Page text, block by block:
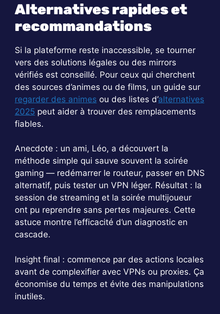
Alternatives rapides et
recommandations
Si la plateforme reste inaccessible, se tourner
vers des solutions légales ou des mirrors
vérifiés est conseillé. Pour ceux qui cherchent
des sources d’animes ou de films, un guide sur
regarder des animes ou des listes d’alternatives
2025 peut aider à trouver des remplacements
fiables.
Anecdote : un ami, Léo, a découvert la
méthode simple qui sauve souvent la soirée
gaming — redémarrer le routeur, passer en DNS
alternatif, puis tester un VPN léger. Résultat : la
session de streaming et la soirée multijoueur
ont pu reprendre sans pertes majeures. Cette
astuce montre l’efficacité d’un diagnostic en
cascade.
Insight final : commence par des actions locales
avant de complexifier avec VPNs ou proxies. Ça
économise du temps et évite des manipulations
inutiles.